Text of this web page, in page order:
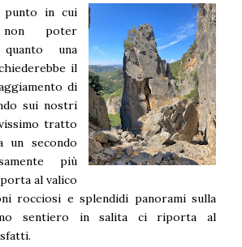
punto in cui
poter
una
il
di
sui nostri
tratto
un secondo
più
al valico
rocciosi e splendidi panorami sulla
sentiero in salita ci riporta al